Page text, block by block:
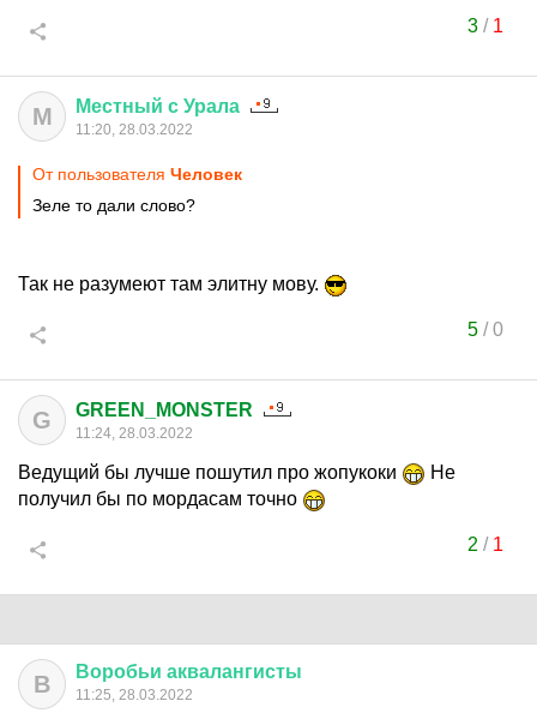
3/ 1
М Местный с Урала
11:20, 28.03.2022
От пользователя Чeловек
Зеле то дали слово?
Так не разумеют там элитну мову.
5/0
G GREEN_MONSTER
11:24, 28.03.2022
Ведущий бы лучше пошутил про жопукоки
Не
получил бы по мордасам точно
2 / 1
В Воробьи аквалангисты
11:25, 28.03.2022